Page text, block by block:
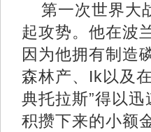
第一次世界大
起攻势。他在波
因为他拥有制造
森林产、Ik以及
典托拉斯”得以
积攒下来的小额